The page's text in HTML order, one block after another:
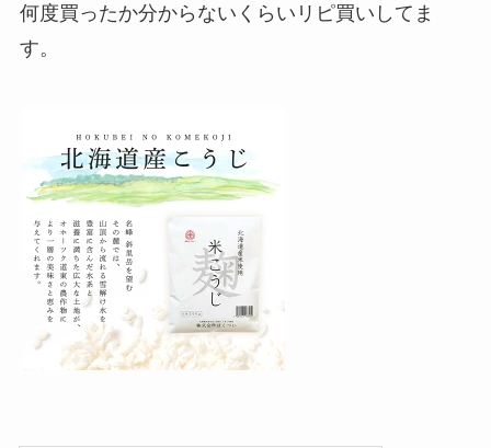
何度買ったか分からないくらいリピ買いしてま
す。